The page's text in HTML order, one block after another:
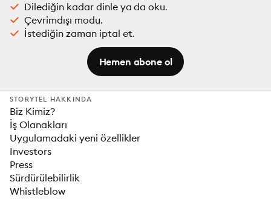
Dilediğin kadar dinle ya da oku.
Çevrimdışı modu.
İstediğin zaman iptal et.
Hemen abone ol
STORYTEL HAKKINDA
Biz Kimiz?
İş Olanakları
Uygulamadaki yeni özellikler
Investors
Press
Sürdürülebilirlik
Whistleblow